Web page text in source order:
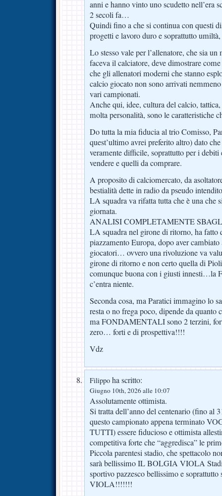
anni e hanno vinto uno scudetto nell’era
2 secoli fa…
Quindi fino a che si continua con questi
progetti e lavoro duro e soprattutto
Lo stesso vale per l’allenatore, che sia
faceva il calciatore, deve dimostrare
che gli allenatori moderni che stanno
calcio giocato non sono arrivati
vari campionati.
Anche qui, idee, cultura del calcio,
molta personalità, sono le caratteristiche
Do tutta la mia fiducia al trio Comisso,
quest’ultimo avrei preferito altro) dato
veramente difficile, soprattutto per i
vendere e quelli da comprare.
A proposito di calciomercato, da
bestialità dette in radio da pseudo
LA squadra va rifatta tutta che è una che
giornata.
ANALISI COMPLETAMENTE
LA squadra nel girone di ritorno, ha fatto
piazzamento Europa, dopo aver
giocatori… ovvero una rivoluzione va
girone di ritorno e non certo quella di
comunque buona con i giusti innesti…la
c’entra niente.
Seconda cosa, ma Paratici immagino lo
resta o no frega poco, dipende da quanto
ma FONDAMENTALI sono 2 terzini,
zero… forti e di prospettiva!!!!
Vdz
Filippo ha scritto:
Giugno 10th, 2026 alle 10:07
Assolutamente ottimista.
Si tratta dell’anno del centenario (fino al
questo campionato appena terminato
TUTTI) essere fiducioso e ottimista
competitiva forte che “aggredisca” le
Piccola parentesi stadio, che spettacolo
sarà bellissimo IL BOLGIA VIOLA
sportivo pazzesco bellissimo e
VIOLA!!!!!!!